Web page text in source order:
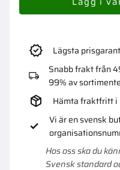
Lägsta
Snabb frakt från
99% av
Hämta fraktfritt i
Vi är en svensk
Hos oss ska du
Svensk standard